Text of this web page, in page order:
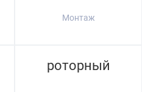
Монтаж
роторный